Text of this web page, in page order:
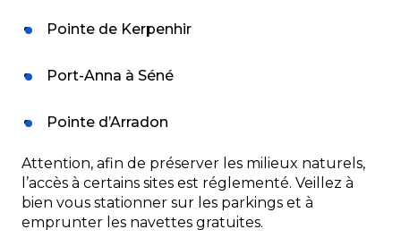
Pointe de Kerpenhir
Port-Anna à Séné
Pointe d’Arradon
Attention, afin de préserver les milieux naturels,
l’accès à certains sites est réglementé. Veillez à
bien vous stationner sur les parkings et à
emprunter les navettes gratuites.